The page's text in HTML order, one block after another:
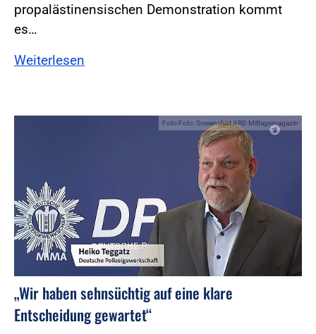
propalästinensischen Demonstration kommt
es…
Weiterlesen
Foto:Foto: Screenshot ARD Mittagsmagazin
„Wir haben sehnsüchtig auf eine klare
Entscheidung gewartet“